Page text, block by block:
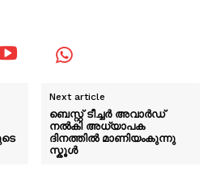
Next article
ബെസ്റ്റ് ടീച്ചർ അവാർഡ്
നൽകി അധ്യാപക
ദിനത്തിൽ മാണിയംകുന്നു
സ്കൂൾ